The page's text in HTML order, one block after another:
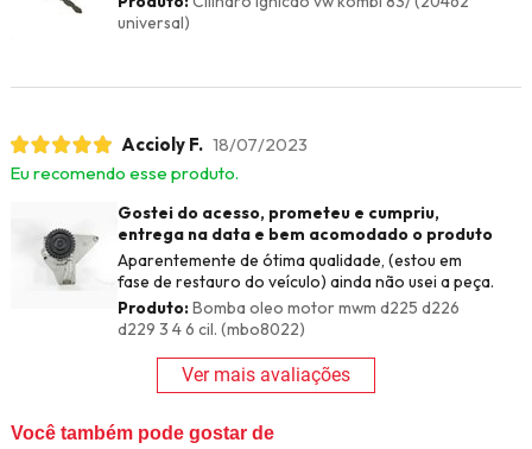
universal)
Accioly F. 18/07/2023
Eu recomendo esse produto.
Gostei do acesso, prometeu e cumpriu,
entrega na data e bem acomodado o produto
Aparentemente de ótima qualidade, (estou em
fase de restauro do veículo) ainda não usei a peça.
Produto:Bomba oleo motor mwm d225 d226
d229 3 4 6 cil. (mbo8022)
Ver mais avaliações
Você também pode gostar de